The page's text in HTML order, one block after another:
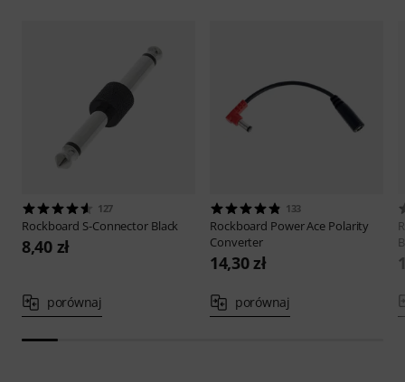
127
Rockboard S-Connector Black
8,40 zł
porównaj
133
Rockboard Power Ace Polarity
Converter
14,30 zł
porównaj